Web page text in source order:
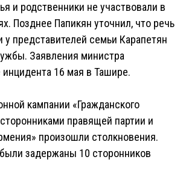
и родственники не участвовали в
Позднее Папикян уточнил, что речь
у представителей семьи Карапетян
Заявления министра
инцидента 16 мая в Ташире.
кампании «Гражданского
правящей партии и
произошли столкновения.
задержаны 10 сторонников